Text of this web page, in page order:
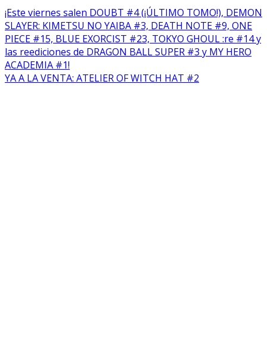
¡Este viernes salen DOUBT #4 (¡ÚLTIMO TOMO!), DEMON
SLAYER: KIMETSU NO YAIBA #3, DEATH NOTE #9, ONE
PIECE #15, BLUE EXORCIST #23, TOKYO GHOUL :re #14 y
las reediciones de DRAGON BALL SUPER #3 y MY HERO
ACADEMIA #1!
YA A LA VENTA: ATELIER OF WITCH HAT #2